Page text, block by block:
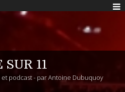
11
et podcast - par Antoine Dubuquoy